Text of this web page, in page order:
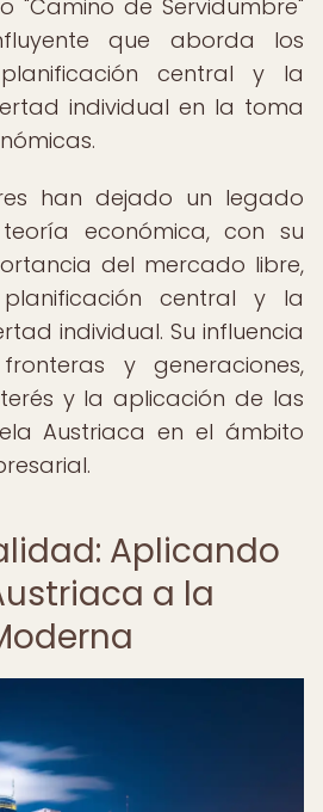
"Camino de Servidumbre"
que aborda los
central y la
individual en la toma
han dejado un legado
económica, con su
del mercado libre,
central y la
individual. Su influencia
y generaciones,
y la aplicación de las
Austriaca en el ámbito
Aplicando
a la